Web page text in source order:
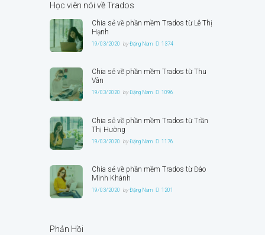
Học viên nói về Trados
Chia sẻ về phần mềm Trados từ Lê Thị
Hạnh
19/03/2020 byĐặng Nam 1374
Chia sẻ về phần mềm Trados từ Thu
Vân
19/03/2020 byĐặng Nam 1096
Chia sẻ về phần mềm Trados từ Trần
Thị Hường
19/03/2020 byĐặng Nam 1176
Chia sẻ về phần mềm Trados từ Đào
Minh Khánh
19/03/2020 byĐặng Nam 1201
Phản Hồi